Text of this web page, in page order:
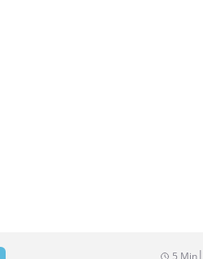
5 Min|